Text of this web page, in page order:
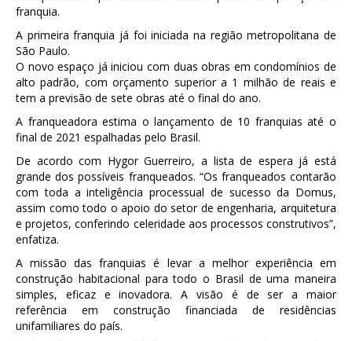
franquia.
A primeira franquia já foi iniciada na região metropolitana de
São Paulo.
O novo espaço já iniciou com duas obras em condomínios de
alto padrão, com orçamento superior a 1 milhão de reais e
tem a previsão de sete obras até o final do ano.
A franqueadora estima o lançamento de 10 franquias até o
final de 2021 espalhadas pelo Brasil.
De acordo com Hygor Guerreiro, a lista de espera já está
grande dos possíveis franqueados. “Os franqueados contarão
com toda a inteligência processual de sucesso da Domus,
assim como todo o apoio do setor de engenharia, arquitetura
e projetos, conferindo celeridade aos processos construtivos”,
enfatiza.
A missão das franquias é levar a melhor experiência em
construção habitacional para todo o Brasil de uma maneira
simples, eficaz e inovadora. A visão é de ser a maior
referência em construção financiada de residências
unifamiliares do país.